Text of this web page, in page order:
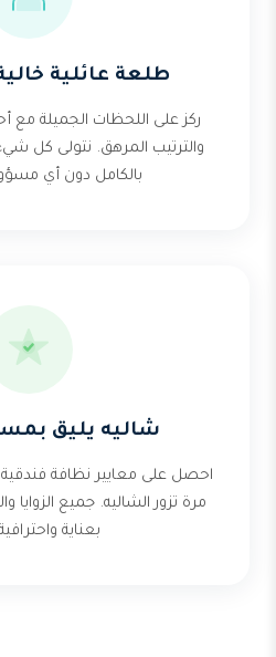
طلعة عائلية
ركز على اللحظات الجميلة مع
والترتيب المرهق. نتولى كل
بالكامل دون أي
شاليه يليق
احصل على معايير نظافة فندقية
مرة تزور الشاليه. جميع الزوايا
بعناية